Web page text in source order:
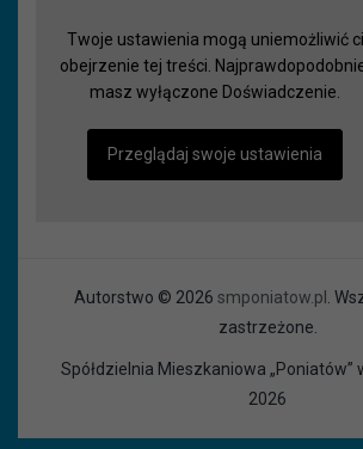
Twoje ustawienia mogą uniemożliwić ci
obejrzenie tej treści.
masz wyłączone Doświadczenie.
Przeglądaj swoje ustawienia
Autorstwo © 2026 smponiatow.pl .
zastrzeżone.
Spółdzielnia Mieszkaniowa „Poniatów”
2026